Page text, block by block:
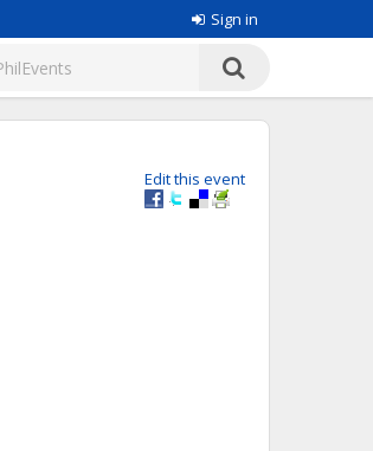
Sign in
Edit this event